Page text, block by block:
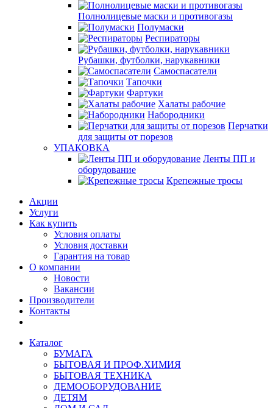
Полнолицевые маски и противогазы
Полумаски
Респираторы
Рубашки, футболки, нарукавники
Самоспасатели
Тапочки
Фартуки
Халаты рабочие
Набородники
Перчатки
для защиты от порезов
УПАКОВКА
Ленты ПП и
оборудование
Крепежные тросы
Акции
Услуги
Как купить
Условия оплаты
Условия доставки
Гарантия на товар
О компании
Новости
Вакансии
Производители
Контакты
Каталог
БУМАГА
БЫТОВАЯ И ПРОФ.ХИМИЯ
БЫТОВАЯ ТЕХНИКА
ДЕМООБОРУДОВАНИЕ
ДЕТЯМ